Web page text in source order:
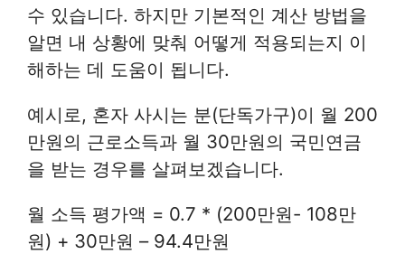
수 있습니다. 하지만 기본적인 계산 방법을
알면 내 상황에 맞춰 어떻게 적용되는지 이
해하는 데 도움이 됩니다.
예시로, 혼자 사시는 분(단독가구)이 월 200
만원의 근로소득과 월 30만원의 국민연금
을 받는 경우를 살펴보겠습니다.
월 소득 평가액 = 0.7 * (200만원- 108만
원) + 30만원 – 94.4만원